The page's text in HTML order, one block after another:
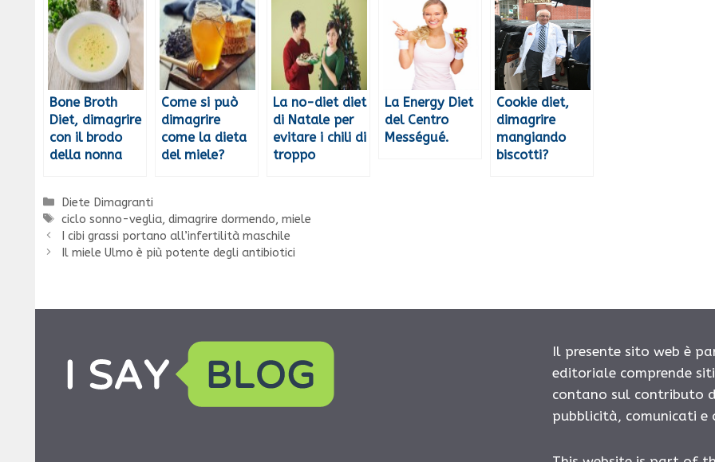
Bone Broth
Diet, dimagrire
con il brodo
della nonna
Come si può
dimagrire
come la dieta
del miele?
La no-diet diet
di Natale per
evitare i chili di
troppo
La Energy Diet
del Centro
Mességué.
Cookie diet,
dimagrire
mangiando
biscotti?
Categorie
Diete Dimagranti
Tag
ciclo sonno-veglia,dimagrire dormendo,miele
I cibi grassi portano all’infertilità maschile
Il miele Ulmo è più potente degli antibiotici
Il presente sito web è
editoriale comprende
contano sul contributo
pubblicità, comunicati e